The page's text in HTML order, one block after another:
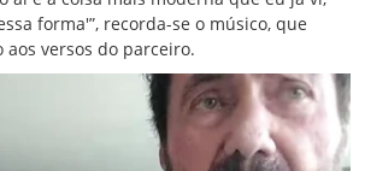
forma'”, recorda-se o músico, que
versos do parceiro.